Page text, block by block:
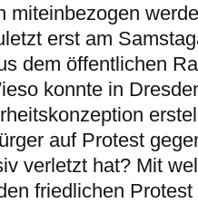
miteinbezogen
erst am
dem öffentlichen
konnte in
auf Protest
verletzt hat? Mit
friedlichen